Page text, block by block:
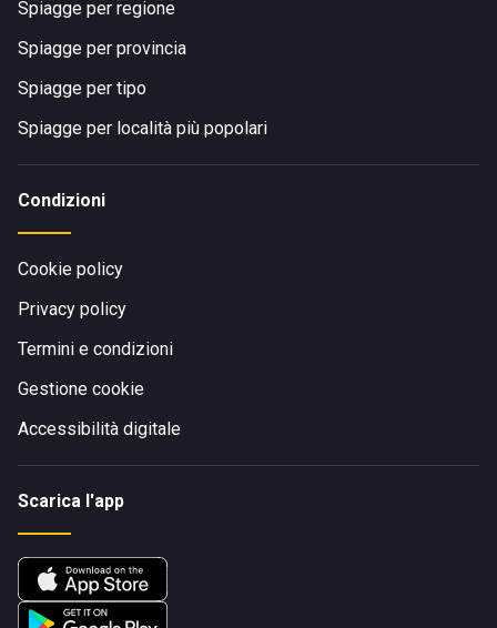
Spiagge per regione
Spiagge per provincia
Spiagge per tipo
Spiagge per località più popolari
Condizioni
Cookie policy
Privacy policy
Termini e condizioni
Gestione cookie
Accessibilità digitale
Scarica l'app